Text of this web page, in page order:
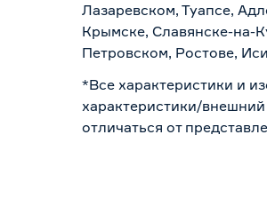
Лазаревском, Туапсе,
Крымске, Славянске-на-
Петровском, Ростове,
*Все характеристики и
характеристики/
отличаться от